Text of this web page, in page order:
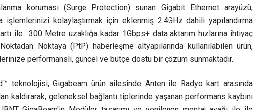
koruması (Surge Protection) sunan Gigabit Ethernet arayüzü,
işlemlerinizi kolaylaştırmak için eklenmiş 2.4GHz dahili yapılandırma
ile 300 Metre uzaklığa kadar 1Gbps+ data aktarım hızlarına ihtiyaç
Noktaya (PtP) haberleşme altyapılarında kullanılabilen ürün,
performanslı, güncel ve bütçe dostu bir çözüm sunmaktadır.
teknolojisi, Gigabeam ürün ailesinde Anten ile Radyo kart arasında
kaldırarak, geleneksel bağlantı tiplerinde yaşanan performans kaybını